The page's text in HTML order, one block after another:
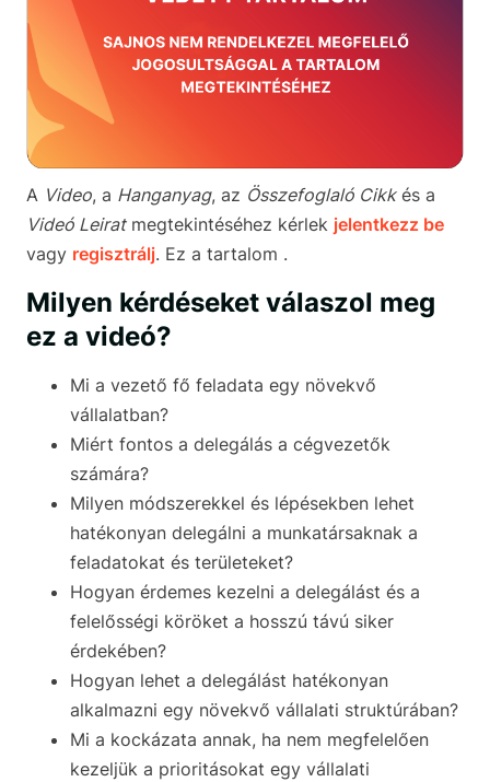
A Video, a Hanganyag, az Összefoglaló Cikkés a
Videó Leiratmegtekintéséhez kérlek jelentkezz be
vagy regisztrálj. Ez a tartalom .
Milyen kérdéseket válaszol meg
ez a videó?
Mi a vezető fő feladata egy növekvő
vállalatban?
Miért fontos a delegálás a cégvezetők
számára?
Milyen módszerekkel és lépésekben lehet
hatékonyan delegálni a munkatársaknak a
feladatokat és területeket?
Hogyan érdemes kezelni a delegálást és a
felelősségi köröket a hosszú távú siker
érdekében?
Hogyan lehet a delegálást hatékonyan
alkalmazni egy növekvő vállalati struktúrában?
Mi a kockázata annak, ha nem megfelelően
kezeljük a prioritásokat egy vállalati